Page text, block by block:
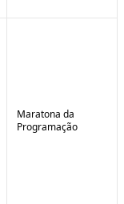
Maratona da
Programação